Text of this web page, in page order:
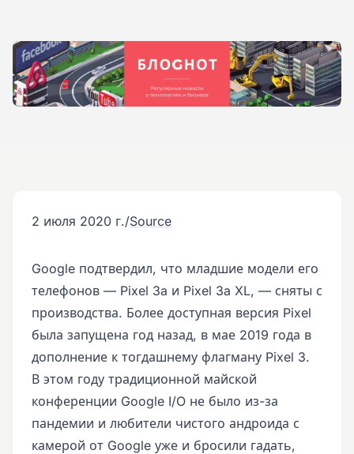
2 июля 2020 г./Source
Google подтвердил, что младшие модели его
телефонов — Pixel 3a и Pixel 3a XL, — сняты с
производства. Более доступная версия Pixel
была запущена год назад, в мае 2019 года в
дополнение к тогдашнему флагману Pixel 3.
В этом году традиционной майской
конференции Google I/O не было из-за
пандемии и любители чистого андроида с
камерой от Google уже и бросили гадать,